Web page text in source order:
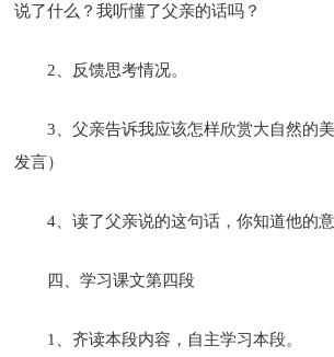
说了什么？我听懂了父亲的话吗？
2、反馈思考情况。
3、父亲告诉我应该怎样欣赏大自然的
发言）
4、读了父亲说的这句话，你知道他的
四、学习课文第四段
1、齐读本段内容，自主学习本段。